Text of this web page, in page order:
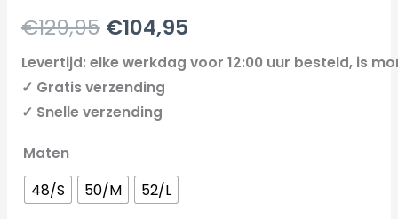
€129,95 €104,95
Levertijd: elke werkdag voor 12:00 uur besteld, is
✓ Gratis verzending
✓ Snelle verzending
Maten
48/S 50/M 52/L